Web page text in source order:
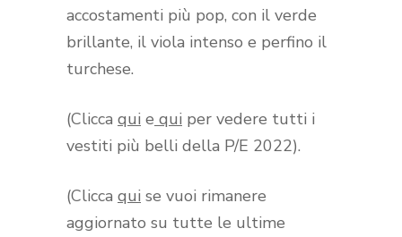
accostamenti più pop, con il verde
brillante, il viola intenso e perfino il
turchese.
(Clicca qui e qui per vedere tutti i
vestiti più belli della P/E 2022).
(Clicca qui se vuoi rimanere
aggiornato su tutte le ultime